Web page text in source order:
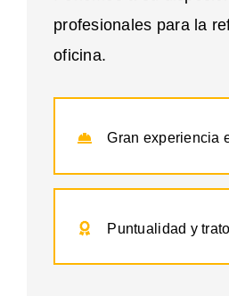
profesionales para la
oficina.
Gran experiencia
Puntualidad y